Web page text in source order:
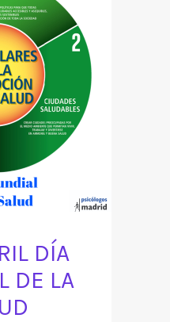
DÍA
DE LA